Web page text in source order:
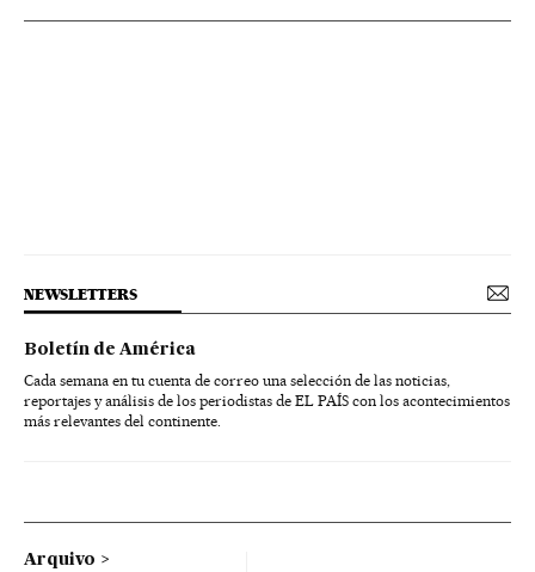
NEWSLETTERS
Boletín de América
Cada semana en tu cuenta de correo una selección de las noticias,
reportajes y análisis de los periodistas de EL PAÍS con los acontecimientos
más relevantes del continente.
Arquivo